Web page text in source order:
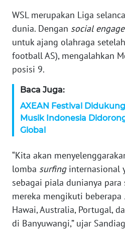
WSL merupakan Liga
dunia. Dengan social
untuk ajang olahraga
football AS), mengalahkan
posisi 9.
Baca Juga:
AXEAN Festival
Musik Indonesia
Global
“Kita akan
lomba surfinginternasional
sebagai piala dunianya
mereka mengikuti beberapa
Hawai, Australia, Portugal,
di Banyuwangi,” ujar
ANUGERAH
NEWS
AKHLAK
ID
ASA
NEWS
INDEKS
BERITA
KONTAK
KAMI